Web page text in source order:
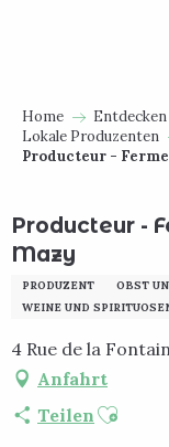
Home Entdecken
Lokale Produzenten
Producteur -
Producteur -
Mazy
PRODUZENT OBST
WEINE UND
4 Rue de la
Anfahrt
Teilen Ajouter